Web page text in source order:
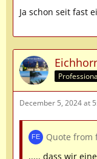
Ja schon seit fast
December 5, 2024 at
Quote from
..... dass wir